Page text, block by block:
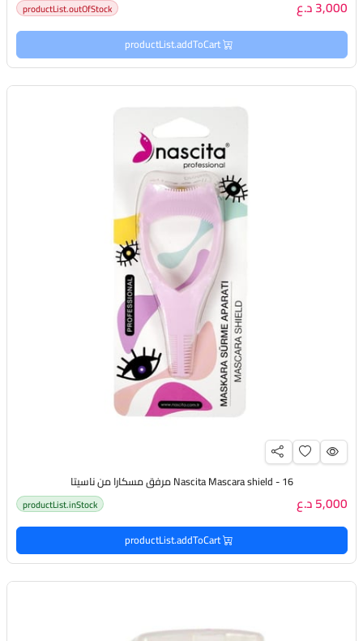
3,000 د.ع productList.outOfStock
productList.addToCart
Nascita Mascara shield - 16 مرفق مسكارا من ناسيتا
5,000 د.ع productList.inStock
productList.addToCart